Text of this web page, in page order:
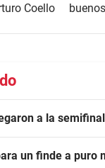
Coello
a la
un finde a puro